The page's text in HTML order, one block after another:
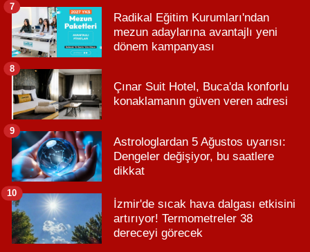
Radikal Eğitim Kurumları'ndan
mezun adaylarına avantajlı yeni
dönem kampanyası
7
Çınar Suit Hotel, Buca'da konforlu
konaklamanın güven veren adresi
8
Astrologlardan 5 Ağustos uyarısı:
Dengeler değişiyor, bu saatlere
dikkat
9
İzmir'de sıcak hava dalgası etkisini
artırıyor! Termometreler 38
dereceyi görecek
10